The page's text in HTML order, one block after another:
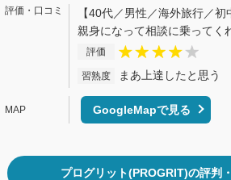
【40代／男性／海外旅行／初
親身になって相談に乗ってく
評価
習熟度 まあ上達したと思う
GoogleMapで見る
プログリット(PROGRIT)の評判